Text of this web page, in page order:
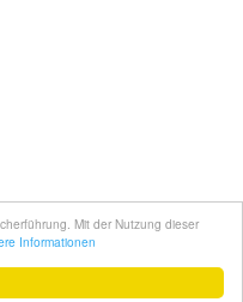
Mit der Nutzung dieser
Informationen